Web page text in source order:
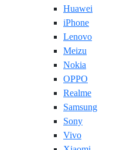
Huawei
iPhone
Lenovo
Meizu
Nokia
OPPO
Realme
Samsung
Sony
Vivo